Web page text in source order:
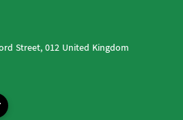
Street, 012 United Kingdom